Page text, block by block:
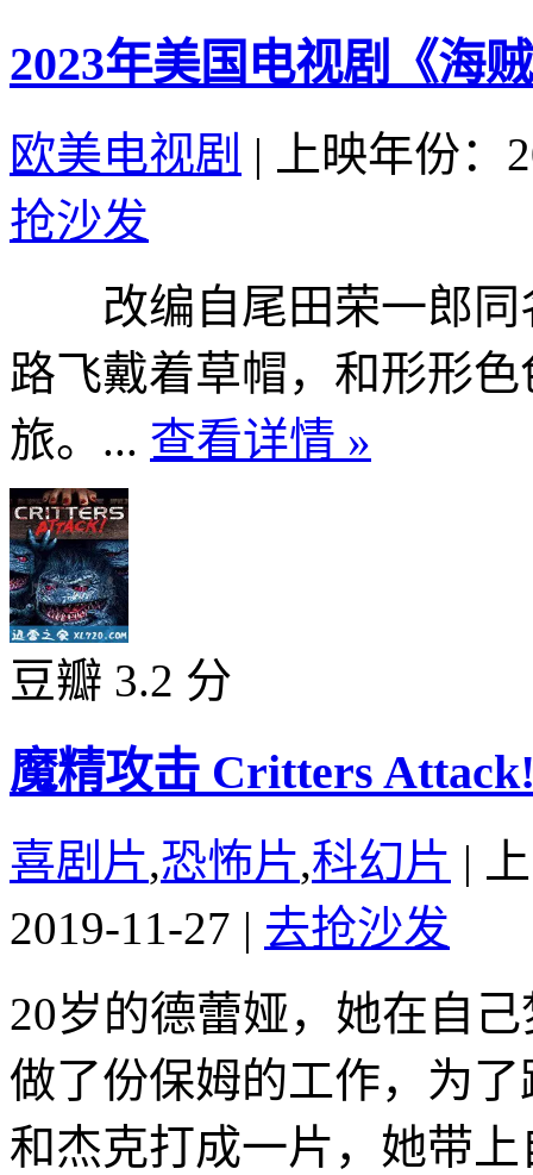
2023年美国电视剧《海
欧美电视剧 |
上映年份：
抢沙发
改编自尾田荣一郎同
路飞戴着草帽，和形形
旅。... 查看详情 »
豆瓣 3.2 分
魔精攻击 Critters
喜剧片,恐怖片,科幻片 |
2019-11-27 | 去抢沙发
20岁的德蕾娅，她在自
做了份保姆的工作，为
和杰克打成一片，她带